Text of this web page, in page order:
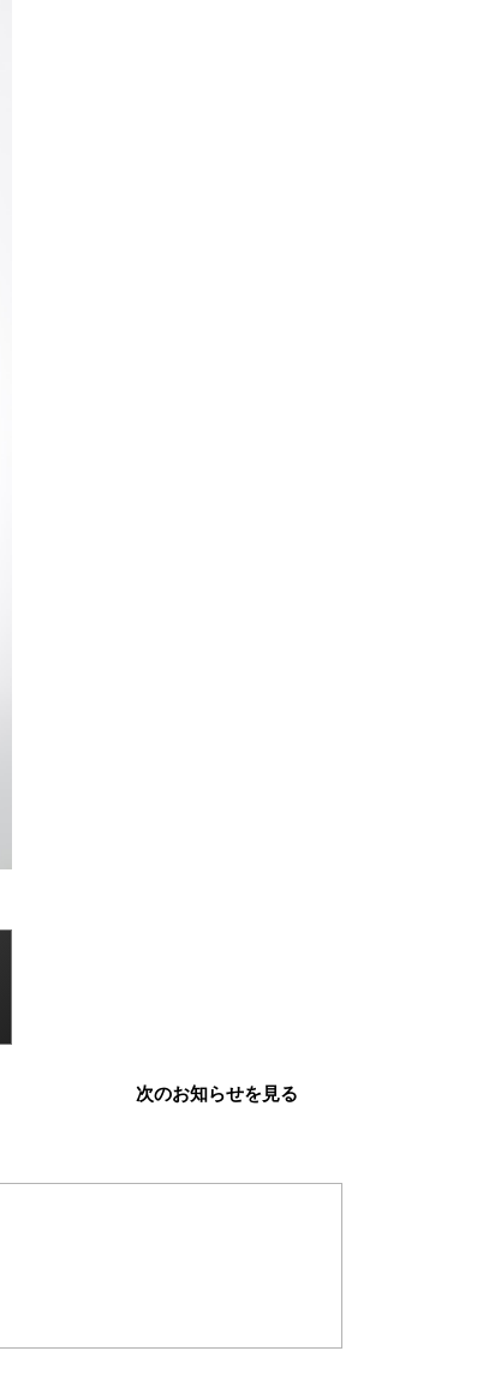
次のお知らせを見る